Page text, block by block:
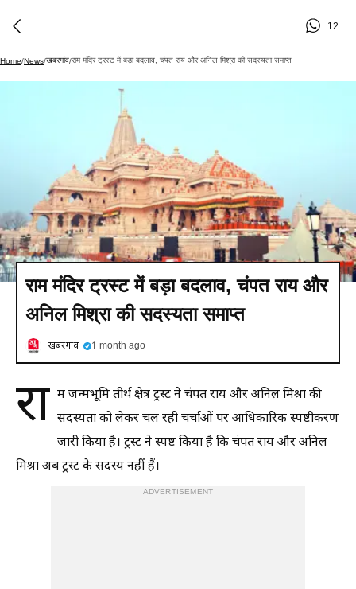
12
Home/News/खबरगांव/राम मंदिर ट्रस्ट में बड़ा बदलाव, चंपत राय और अनिल मिश्रा की सदस्यता समाप्त
राम मंदिर ट्रस्ट में बड़ा बदलाव, चंपत राय और
अनिल मिश्रा की सदस्यता समाप्त
खबरगांव 1 month ago
रा म जन्मभूमि तीर्थ क्षेत्र ट्रस्ट ने चंपत राय और अनिल मिश्रा की
सदस्यता को लेकर चल रही चर्चाओं पर आधिकारिक स्पष्टीकरण
जारी किया है। ट्रस्ट ने स्पष्ट किया है कि चंपत राय और अनिल
मिश्रा अब ट्रस्ट के सदस्य नहीं हैं।
ADVERTISEMENT